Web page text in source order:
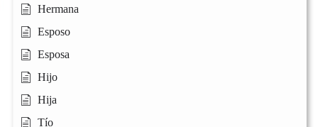
Hermana
Esposo
Esposa
Hijo
Hija
Tío